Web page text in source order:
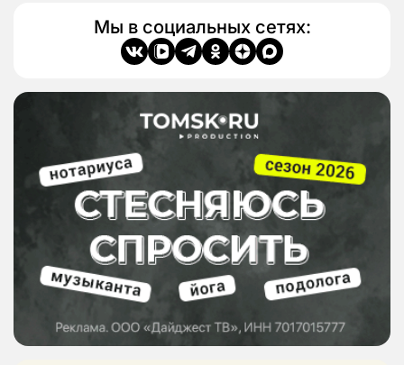
Мы в социальных сетях: